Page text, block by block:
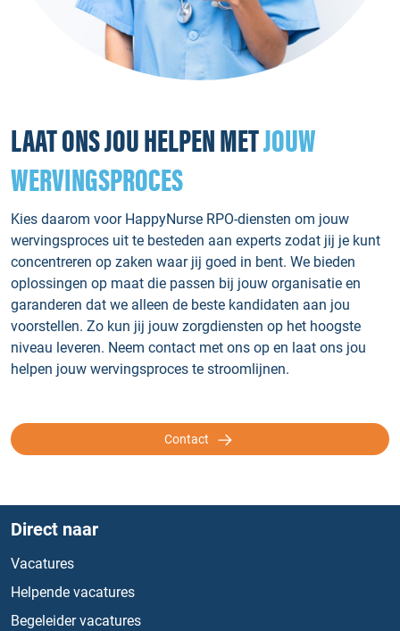
LAAT ONS JOU HELPEN METJOUW
WERVINGSPROCES
Kies daarom voor HappyNurse RPO-diensten om jouw
wervingsproces uit te besteden aan experts zodat jij je kunt
concentreren op zaken waar jij goed in bent. We bieden
oplossingen op maat die passen bij jouw organisatie en
garanderen dat we alleen de beste kandidaten aan jou
voorstellen. Zo kun jij jouw zorgdiensten op het hoogste
niveau leveren. Neem contact met ons op en laat ons jou
helpen jouw wervingsproces te stroomlijnen.
Contact
Direct naar
Vacatures
Helpende vacatures
Begeleider vacatures